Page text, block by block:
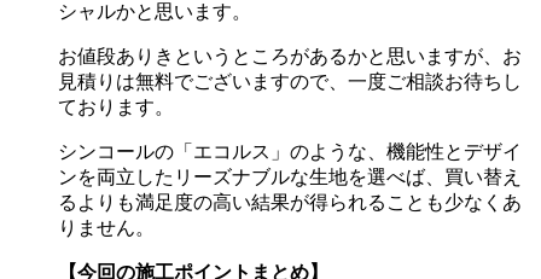
シャルかと思います。
お値段ありきというところがあるかと思いますが、お
見積りは無料でございますので、一度ご相談お待ちし
ております。
シンコールの「エコルス」のような、機能性とデザイ
ンを両立したリーズナブルな生地を選べば、買い替え
るよりも満足度の高い結果が得られることも少なくあ
りません。
【今回の施工ポイントまとめ】